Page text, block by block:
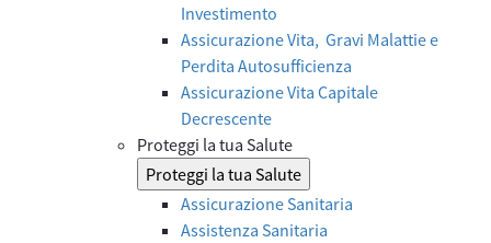
Investimento
Assicurazione Vita, Gravi Malattie e
Perdita Autosufficienza
Assicurazione Vita Capitale
Decrescente
Proteggi la tua Salute
Proteggi la tua Salute
Assicurazione Sanitaria
Assistenza Sanitaria